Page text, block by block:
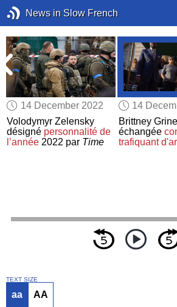
News in Slow French
14 December 2022
Volodymyr Zelensky
désigné personnalité de
l’année 2022 par Time
14
Brittney
échangée
trafiquant
TEXT SIZE
aa AA